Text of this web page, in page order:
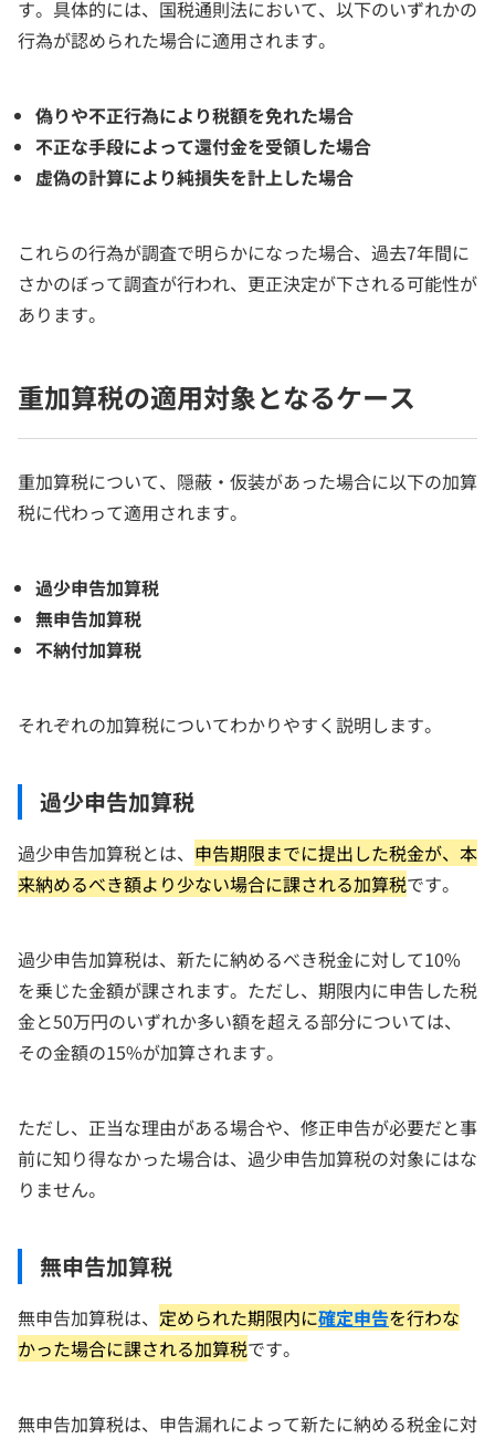
す。具体的には、国税通則法において、以下のいずれかの
行為が認められた場合に適用されます。
偽りや不正行為により税額を免れた場合
不正な手段によって還付金を受領した場合
虚偽の計算により純損失を計上した場合
これらの行為が調査で明らかになった場合、過去7年間に
さかのぼって調査が行われ、更正決定が下される可能性が
あります。
重加算税の適用対象となるケース
重加算税について、隠蔽・仮装があった場合に以下の加算
税に代わって適用されます。
過少申告加算税
無申告加算税
不納付加算税
それぞれの加算税についてわかりやすく説明します。
過少申告加算税
過少申告加算税とは、 申告期限までに提出した税金が、本
来納めるべき額より少ない場合に課される加算税です。
過少申告加算税は、新たに納めるべき税金に対して10%
を乗じた金額が課されます。ただし、期限内に申告した税
金と50万円のいずれか多い額を超える部分については、
その金額の15%が加算されます。
ただし、正当な理由がある場合や、修正申告が必要だと事
前に知り得なかった場合は、過少申告加算税の対象にはな
りません。
無申告加算税
無申告加算税は、 定められた期限内に確定申告を行わな
かった場合に課される加算税です。
無申告加算税は、申告漏れによって新たに納める税金に対